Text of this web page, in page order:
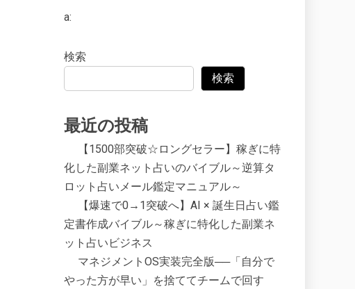
a:
検索
検索
最近の投稿
【1500部突破☆ロングセラー】稼ぎに特
化した副業ネット占いのバイブル～逆算タ
ロット占いメール鑑定マニュアル～
【爆速で0→1突破へ】AI × 誕生日占い鑑
定書作成バイブル～稼ぎに特化した副業ネ
ット占いビジネス
マネジメントOS実装完全版──「自分で
やった方が早い」を捨ててチームで回す